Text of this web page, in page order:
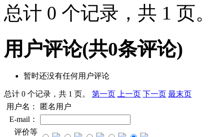
总计 0 个记录，共 1 页。
用户评论(共0条评论)
暂时还没有任何用户评论
总计 0 个记录，共 1 页。 第一页 上一页 下一页 最末页
用户名：
匿名用户
E-mail：
评价等